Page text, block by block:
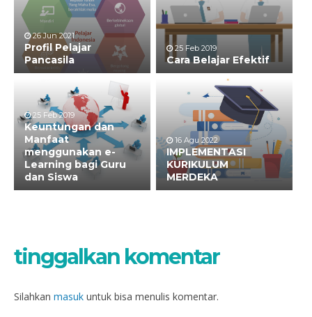
26 Jun 2021
Profil Pelajar
Pancasila
25 Feb 2019
Cara Belajar Efektif
25 Feb 2019
Keuntungan dan
Manfaat
menggunakan e-
Learning bagi Guru
dan Siswa
16 Agu 2022
IMPLEMENTASI
KURIKULUM
MERDEKA
tinggalkan komentar
Silahkan masuk untuk bisa menulis komentar.